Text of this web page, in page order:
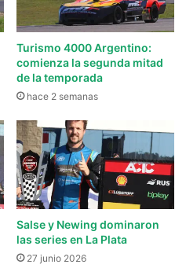
Turismo 4000 Argentino:
comienza la segunda mitad
de la temporada
hace 2 semanas
Salse y Newing dominaron
las series en La Plata
27 junio 2026